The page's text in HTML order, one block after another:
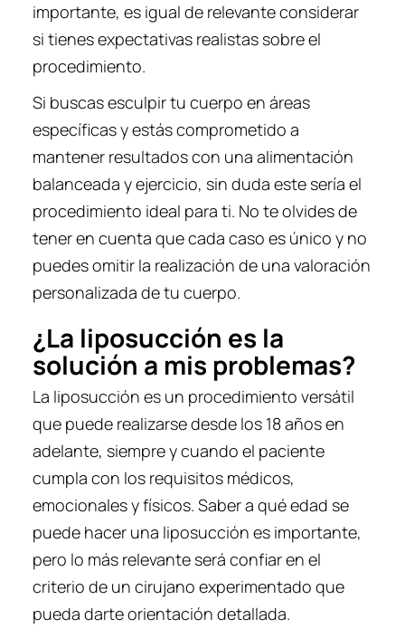
importante, es igual de relevante considerar
si tienes expectativas realistas sobre el
procedimiento.
Si buscas esculpir tu cuerpo en áreas
específicas y estás comprometido a
mantener resultados con una alimentación
balanceada y ejercicio, sin duda este sería el
procedimiento ideal para ti. No te olvides de
tener en cuenta que cada caso es único y no
puedes omitir la realización de una valoración
personalizada de tu cuerpo.
¿La liposucción es la
solución a mis problemas?
La liposucción es un procedimiento versátil
que puede realizarse desde los 18 años en
adelante, siempre y cuando el paciente
cumpla con los requisitos médicos,
emocionales y físicos. Saber a qué edad se
puede hacer una liposucción es importante,
pero lo más relevante será confiar en el
criterio de un cirujano experimentado que
pueda darte orientación detallada.